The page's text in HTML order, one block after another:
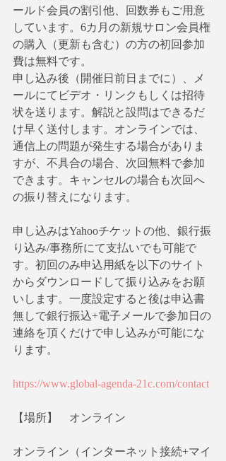
ールド会員の割引他、回数券もご用意
しています。6カ月の新規サロン会員権
の購入（更新も含む）の方の初回参加
費は無料です。
申し込み後（開催日前日までに）、メ
ールにてビデオ・リンクもしくは招待
状を送ります。解説と設問はできるだ
け早く送付します。オンラインでは、
通信上の問題が発生する場合がありま
すが、不具合の場合、次回無料で参加
できます。キャンセルの場合も次回へ
の振り替えになります。
申し込みはYahooチケットの他、銀行振
り込み/事務所にて支払いでも可能で
す。初回のみ申込用紙を以下のサイト
からダウンロードして振り込みをお願
いします。一度設定すると後は申込書
無しで銀行振込+電子メールで参加日の
連絡を頂くだけで申し込みが可能にな
ります。
https://www.global-agenda-21c.com/contact
【場所】　オンライン
オンライン（インターネット接続+マイ